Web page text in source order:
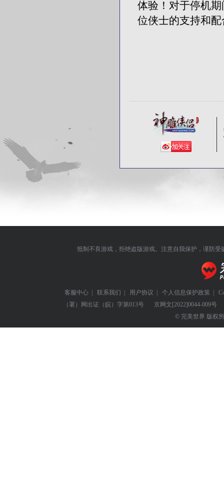
体验！对于停机
位侠士的支持和
抵制不良游戏，拒绝盗版游戏。注意自我保护，谨防受
客服中心 | 联系我们 | 用户协议 | 个人信息保护政策 |
（署）网出证（皖）字第013号
京网文[2022]0044-009号
© 完美世界 版权所